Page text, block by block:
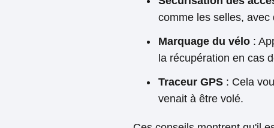
comme les selles,
Marquage du vélo :
la récupération en cas
Traceur GPS : Cela
venait à être volé.